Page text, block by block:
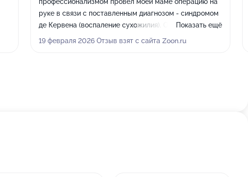
руке в связи с поставленным диагнозом - синдромом
де Кервена (воспаление сухожилия). Очень
талантливый доктор, несмотря на молодость,
Показать ещё
19 февраля 2026 Отзыв взят с сайта Zoon.ru